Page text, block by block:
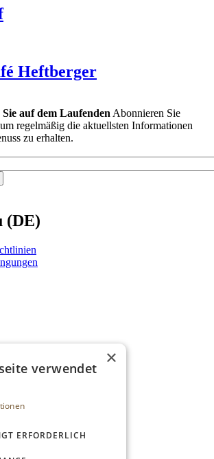
Heftberger
auf dem Laufenden Abonnieren Sie
regelmäßig die aktuellsten Informationen
zu erhalten.
(DE)
×
verwendet
ERFORDERLICH